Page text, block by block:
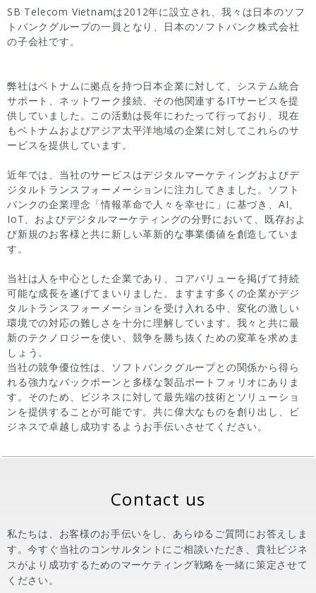
SB Telecom Vietnamは2012年に設立され、我々は日本のソフ
トバンクグループの一員となり、日本のソフトバンク株式会社
の子会社です。
弊社はベトナムに拠点を持つ日本企業に対して、システム統合
サポート、ネットワーク接続、その他関連するITサービスを提
供していました。この活動は長年にわたって行っており、現在
もベトナムおよびアジア太平洋地域の企業に対してこれらのサ
ービスを提供しています。
近年では、当社のサービスはデジタルマーケティングおよびデ
ジタルトランスフォーメーションに注力してきました。ソフト
バンクの企業理念「情報革命で人々を幸せに」に基づき、AI、
IoT、およびデジタルマーケティングの分野において、既存およ
び新規のお客様と共に新しい革新的な事業価値を創造していま
す。
当社は人を中心とした企業であり、コアバリューを掲げて持続
可能な成長を遂げてまいりました。ますます多くの企業がデジ
タルトランスフォーメーションを受け入れる中、変化の激しい
環境での対応の難しさを十分に理解しています。我々と共に最
新のテクノロジーを使い、競争を勝ち抜くための変革を求めま
しょう。
当社の競争優位性は、ソフトバンクグループとの関係から得ら
れる強力なバックボーンと多様な製品ポートフォリオにありま
す。そのため、ビジネスに対して最先端の技術とソリューショ
ンを提供することが可能です。共に偉大なものを創り出し、ビ
ジネスで卓越し成功するようお手伝いさせてください。
Contact us
私たちは、お客様のお手伝いをし、あらゆるご質問にお答えしま
す。今すぐ当社のコンサルタントにご相談いただき、貴社ビジネ
スがより成功するためのマーケティング戦略を一緒に策定させて
ください。